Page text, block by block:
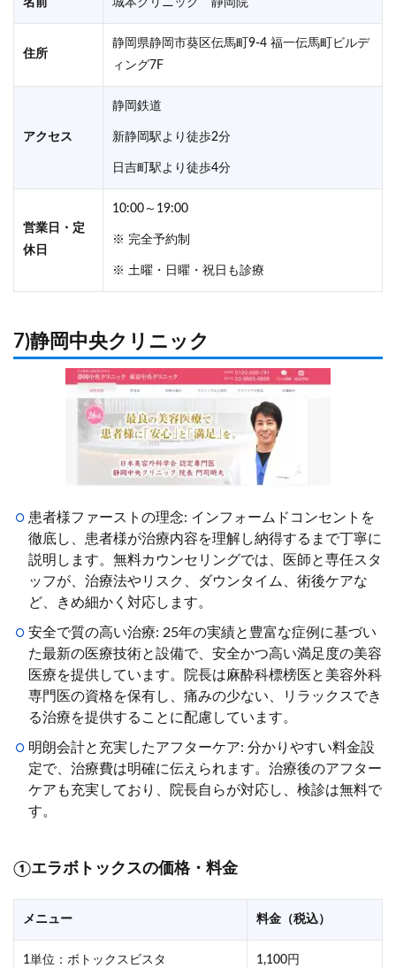
名前 城本クリニック 静岡院
住所
静岡県静岡市葵区伝馬町9-4 福一伝馬町ビルデ
ィング7F
アクセス
静岡鉄道
新静岡駅より徒歩2分
日吉町駅より徒歩4分
営業日・定
休日
10:00～19:00
※ 完全予約制
※ 土曜・日曜・祝日も診療
7)静岡中央クリニック
患者様ファーストの理念: インフォームドコンセントを
徹底し、患者様が治療内容を理解し納得するまで丁寧に
説明します。無料カウンセリングでは、医師と専任スタ
ッフが、治療法やリスク、ダウンタイム、術後ケアな
ど、きめ細かく対応します。
安全で質の高い治療: 25年の実績と豊富な症例に基づい
た最新の医療技術と設備で、安全かつ高い満足度の美容
医療を提供しています。院長は麻酔科標榜医と美容外科
専門医の資格を保有し、痛みの少ない、リラックスでき
る治療を提供することに配慮しています。
明朗会計と充実したアフターケア: 分かりやすい料金設
定で、治療費は明確に伝えられます。治療後のアフター
ケアも充実しており、院長自らが対応し、検診は無料で
す。
①エラボトックスの価格・料金
メニュー 料金（税込）
1単位：ボトックスビスタ 1,100円